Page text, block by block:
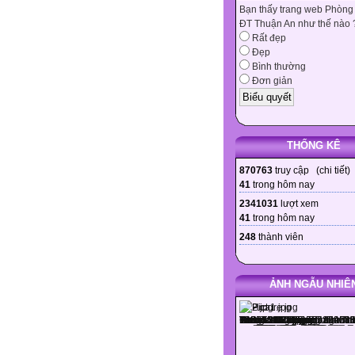
Bạn thấy trang web
ĐT Thuận An như thế nào
Rất đẹp
Đẹp
Bình thường
Đơn giản
THỐNG KÊ
870763 truy cập (chi tiết)
41 trong hôm nay
2341031 lượt xem
41 trong hôm nay
248 thành viên
ẢNH NGẪU